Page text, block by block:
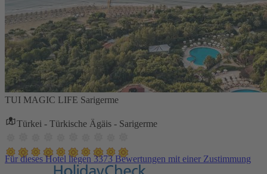
TUI MAGIC LIFE Sarigerme
Türkei - Türkische Ägäis - Sarigerme
Für dieses Hotel liegen 3373 Bewertungen mit einer Zustimmung